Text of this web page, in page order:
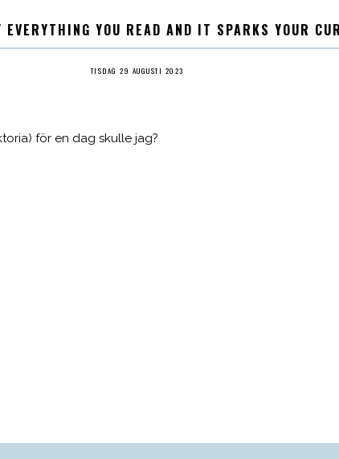
EVERYTHING YOU READ AND IT SPARKS YOUR
TISDAG 29 AUGUSTI 2023
för en dag skulle jag?